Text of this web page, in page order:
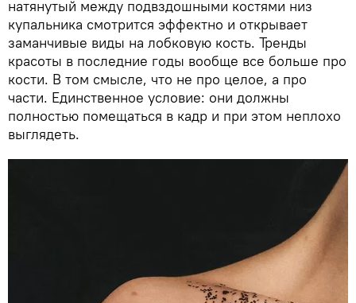
натянутый между подвздошными костями низ
купальника смотрится эффектно и открывает
заманчивые виды на лобковую кость. Тренды
красоты в последние годы вообще все больше про
кости. В том смысле, что не про целое, а про
части. Единственное условие: они должны
полностью помещаться в кадр и при этом неплохо
выглядеть.